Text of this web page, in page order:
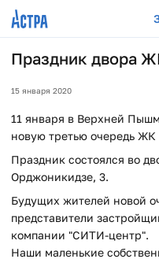
Праздник двора
15 января 2020
11 января в Верхней
новую третью очередь
Праздник состоялся во
Орджоникидзе, 3.
Будущих жителей новой
представители
компании "СИТИ-центр".
Наши маленькие